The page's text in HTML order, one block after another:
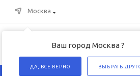
Москва
Ваш город Москва ?
ДА, ВСЕ ВЕРНО ВЫБРАТЬ